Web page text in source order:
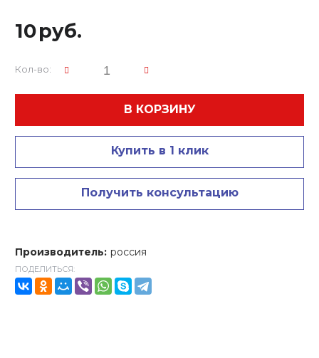
10руб.
Кол-во:
В КОРЗИНУ
Купить в 1 клик
Получить консультацию
Производитель: россия
ПОДЕЛИТЬСЯ: